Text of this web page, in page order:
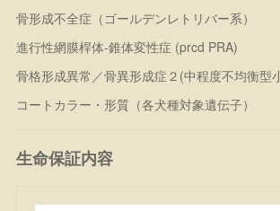
骨形成不全症（ゴールデンレトリバー系）
進行性網膜桿体-錐体変性症 (prcd PRA)
骨格形成異常／骨異形成症２(中程度不均衡型
コートカラー・形質（各犬種対象遺伝子）
生命保証内容